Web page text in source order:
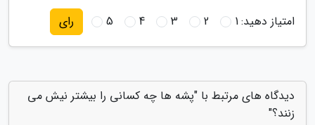
امتیاز دهید:1
2
3
4
5 رای
دیدگاه های مرتبط با "پشه ها چه کسانی را بیشتر نیش می
زنند؟"